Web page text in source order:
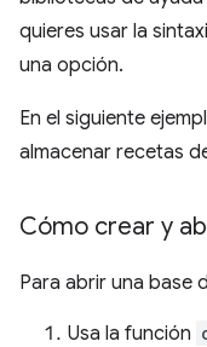
quieres usar la
una opción.
En el siguiente
almacenar recetas
Cómo crear y
Para abrir una base
Usa la función